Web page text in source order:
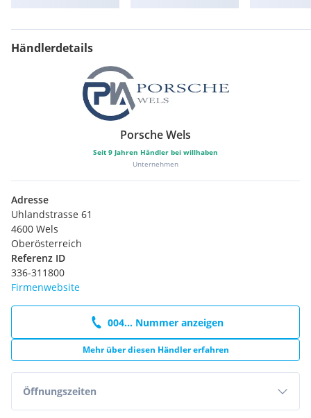
Händlerdetails
Porsche Wels
Seit 9 Jahren Händler bei willhaben
Unternehmen
Adresse
Uhlandstrasse 61
4600 Wels
Oberösterreich
Referenz ID
336-311800
Firmenwebsite
004... Nummer anzeigen
Mehr über diesen Händler erfahren
Öffnungszeiten